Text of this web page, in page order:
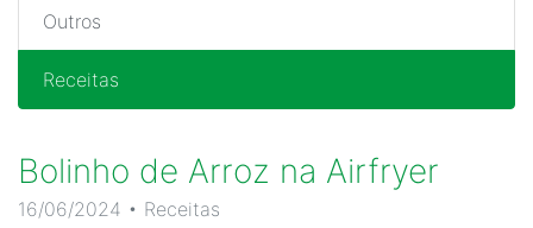
Outros
Receitas
Bolinho de Arroz na Airfryer
16/06/2024 • Receitas